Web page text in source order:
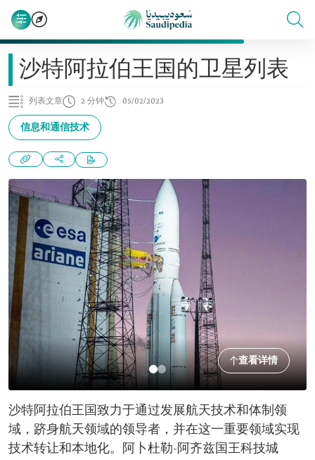
沙特阿拉伯王国的卫星列表
列表文章 2 分钟 05/02/2023
信息和通信技术
查看详情
沙特阿拉伯王国致力于通过发展航天技术和体制领
域，跻身航天领域的领导者，并在这一重要领域实现
技术转让和本地化。阿卜杜勒-阿齐兹国王科技城